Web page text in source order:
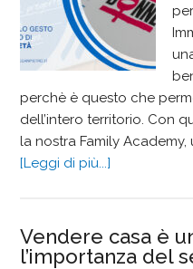
perchè è questo che
dell’intero territorio. Con
la nostra Family
[Leggi di più...]
Vendere casa è
l’importanza del